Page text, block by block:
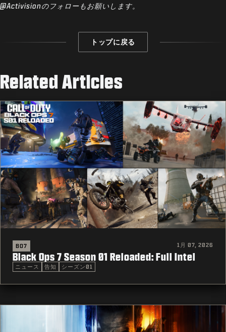
@Activisionのフォローもお願いします。
トップに戻る
Related Articles
BO7 1月 07, 2026
Black Ops 7 Season 01 Reloaded: Full Intel
ニュース 告知 シーズン01